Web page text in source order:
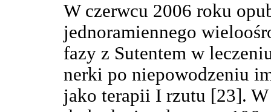
W czerwcu 2006 roku
jednoramiennego
fazy z Sutentem w
nerki po niepowodzeniu
jako terapii I rzutu [23].